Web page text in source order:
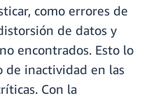
como errores de
de datos y
encontrados. Esto lo
de inactividad en las
Con la